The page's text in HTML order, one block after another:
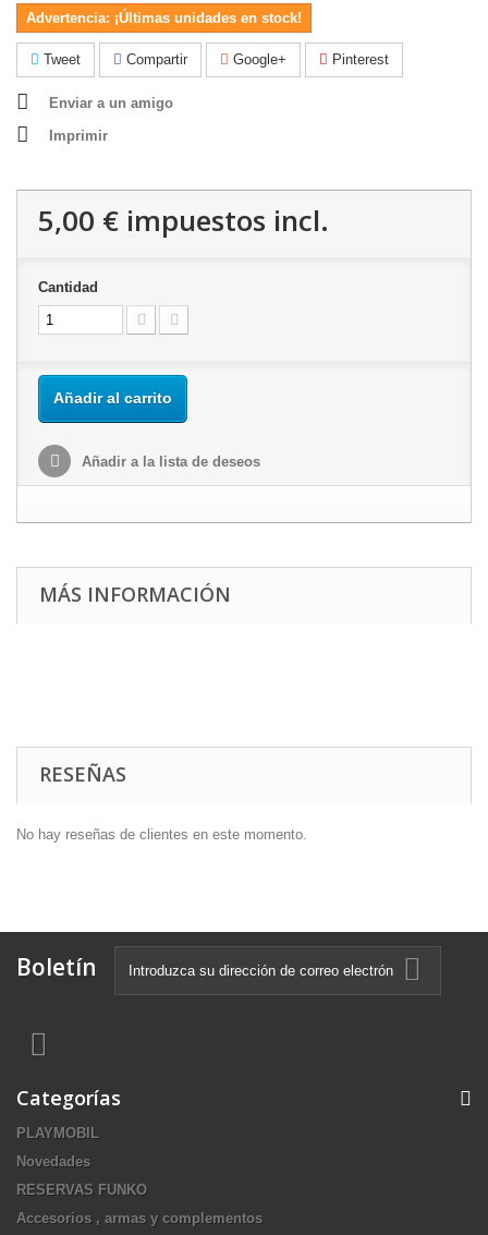
Advertencia: ¡Últimas unidades en stock!
Tweet Compartir Google+ Pinterest
Enviar a un amigo
Imprimir
5,00 € impuestos incl.
Cantidad
Añadir al carrito
Añadir a la lista de deseos
MÁS INFORMACIÓN
RESEÑAS
No hay reseñas de clientes en este momento.
Boletín
Categorías
PLAYMOBIL
Novedades
RESERVAS FUNKO
Accesorios , armas y complementos